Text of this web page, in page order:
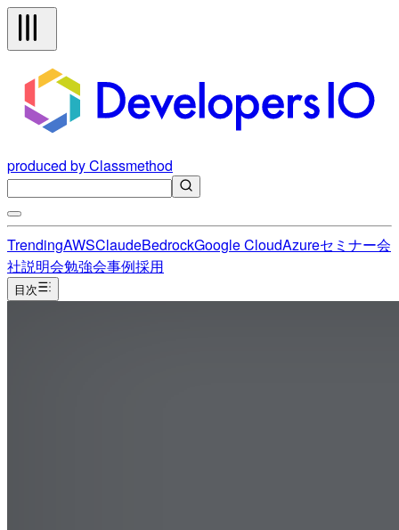
produced by Classmethod
TrendingAWSClaudeBedrockGoogle CloudAzureセミナー会
社説明会勉強会事例採用
目次